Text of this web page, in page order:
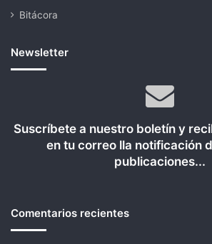
Bitácora
Newsletter
Suscríbete a nuestro boletín y
en tu correo lla notificación
publicaciones...
Comentarios recientes